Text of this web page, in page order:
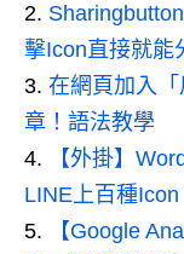
擊Icon直接就能
在網頁加入
章！語法教學
【外掛】
LINE上百種Icon
【Google